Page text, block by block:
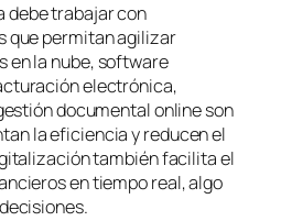
debe trabajar con
que permitan agilizar
en la nube, software
electrónica,
documental online son
la eficiencia y reducen el
también facilita el
en tiempo real, algo